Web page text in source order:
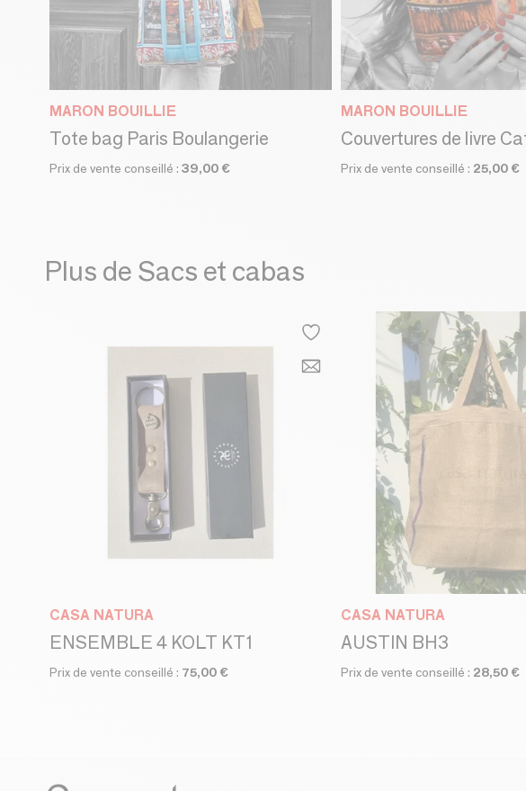
MARON BOUILLIE
Tote bag Paris Boulangerie
Prix de vente conseillé : 39,00 €
MARON BOUILLIE
Prix de vente conseillé : 25,00 €
Plus de Sacs et cabas
CASA NATURA
ENSEMBLE 4 KOLT KT1
Prix de vente conseillé : 75,00 €
CASA NATURA
AUSTIN BH3
Prix de vente conseillé : 28,50 €